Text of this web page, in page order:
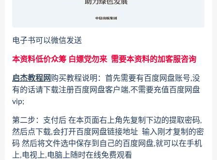
电子书可以微信发送
本资料低价众筹 白嫖党勿来 需要本资料的加客服咨询
启杰教程网购买教程说明：首先需要有百度网盘账号,没
有的话请下载注册百度网盘客户端,不需要充值百度网盘
vip;
第二步：支付后 在本页面右上角先复制下边的提取密码,
然后点下载,会打开百度网盘链接地址 输入刚才复制的密
码 然后将文件选中保存到自己的百度网盘,就可以在手机
上,电视上,电脑上随时在线免费观看